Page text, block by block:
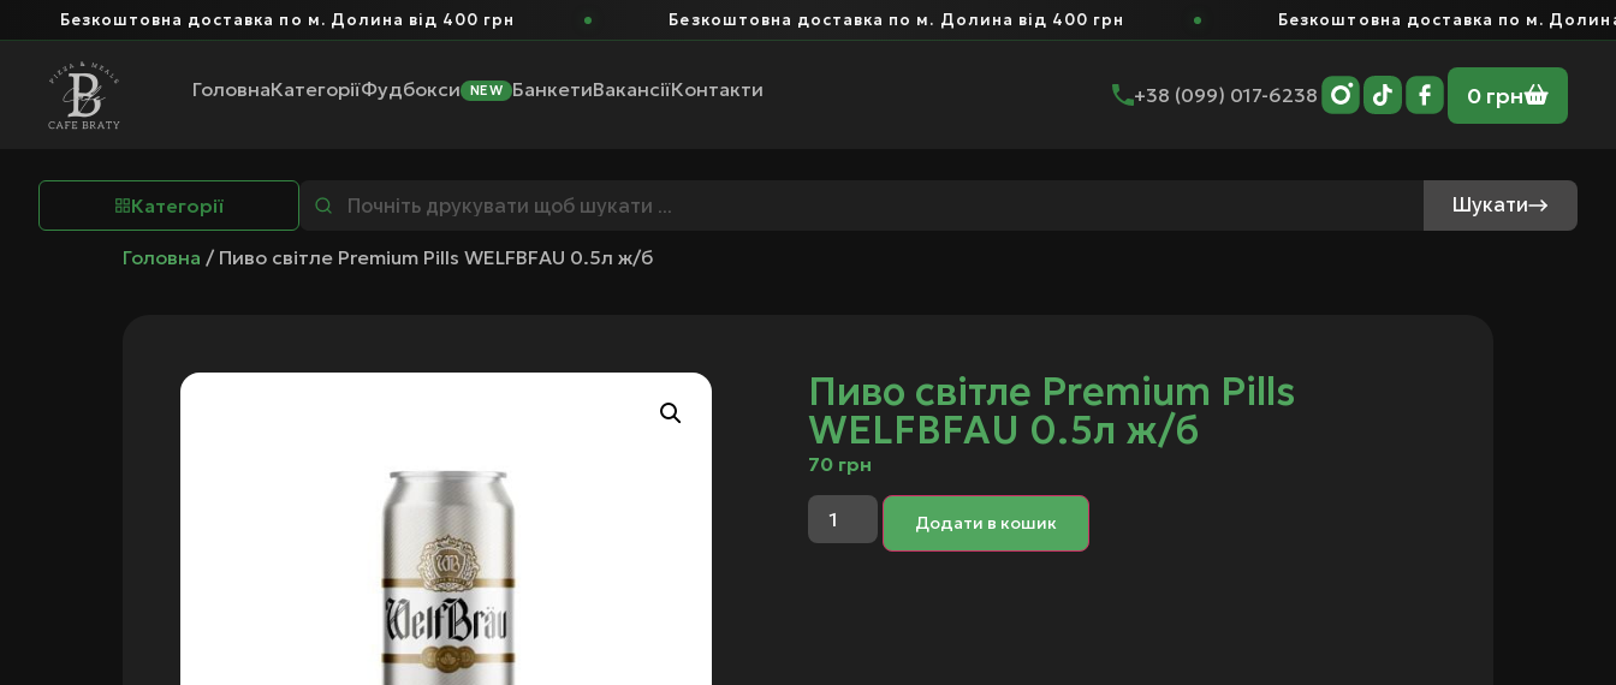
Безкоштовна доставка по м. Долина від 400 грн Безкоштовна доставка по м. Долина від 400 грн Безкоштовна доставка по м. Долина
ГоловнаКатегоріїФудбокси NEW БанкетиВакансіїКонтакти +38 (099) 017-6238 0 грн
Категорії Шукати
Головна / Пиво світле Premium Pills WELFBFAU 0.5л ж/б
Пиво світле Premium Pills
WELFBFAU 0.5л ж/б
70 грн
Додати в кошик